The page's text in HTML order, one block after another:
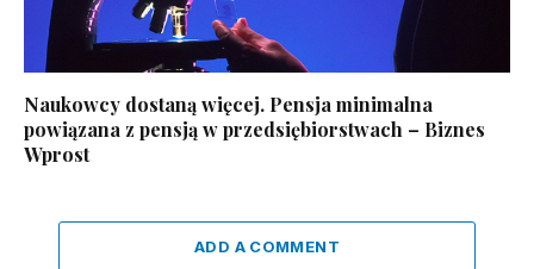
Naukowcy dostaną więcej. Pensja minimalna
powiązana z pensją w przedsiębiorstwach – Biznes
Wprost
ADD A COMMENT